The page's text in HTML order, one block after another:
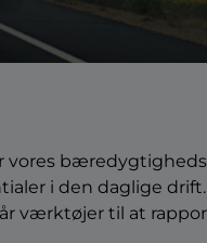
i den daglige
værktøjer til at